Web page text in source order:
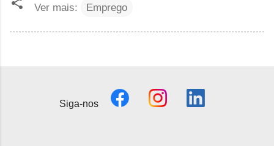
Ver mais: Emprego
Siga-nos